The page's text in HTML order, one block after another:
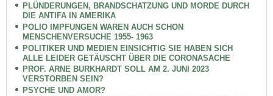
PLÜNDERUNGEN, BRANDSCHATZUNG UND MORDE DURCH
DIE ANTIFA IN AMERIKA
POLIO IMPFUNGEN WAREN AUCH SCHON
MENSCHENVERSUCHE 1955- 1963
POLITIKER UND MEDIEN EINSICHTIG SIE HABEN SICH
ALLE LEIDER GETÄUSCHT ÜBER DIE CORONASACHE
PROF. ARNE BURKHARDT SOLL AM 2. JUNI 2023
VERSTORBEN SEIN?
PSYCHE UND AMOR?